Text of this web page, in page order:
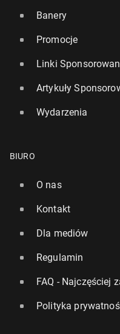
Banery
Promocje
Linki
Artykuły
Wydarzenia
BIURO
O nas
Kontakt
Dla mediów
Regulamin
FAQ - Najczęściej
Polityka